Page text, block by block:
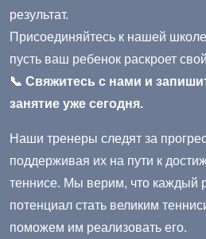
результат.
Присоединяйтесь к нашей школе
пусть ваш ребенок раскроет
📞 Свяжитесь с нами и
занятие уже сегодня.
Наши тренеры следят за
поддерживая их на пути к
теннисе. Мы верим, что каждый
потенциал стать великим
поможем им реализовать его.